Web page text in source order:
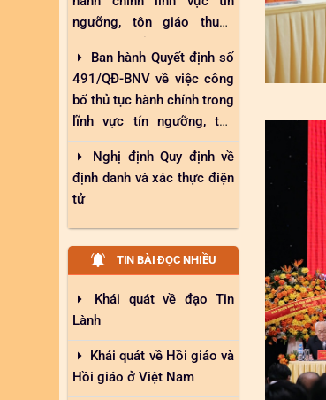
ngưỡng, tôn giáo thuộc
phạm vi quản lý nhà nước
của Bộ Nội vụ đủ điều kiện
thực hiện dịch vụ công trực
tuyến toàn trình
491/QĐ-BNV về việc công
bố thủ tục hành chính trong
lĩnh vực tín ngưỡng, tôn
giáo thuộc phạm vi chức
năng quản lý nhà nước của
Bộ Nội vụ
định danh và xác thực điện
tử
TIN BÀI ĐỌC NHIỀU
Khái quát về đạo Tin
Lành
Khái quát về Hồi giáo và
Hồi giáo ở Việt Nam